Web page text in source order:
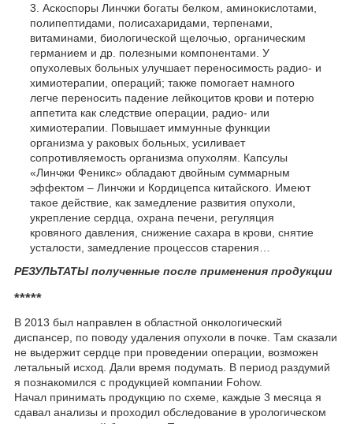
Аскоспоры Линчжи богаты белком, аминокислотами,
полипептидами, полисахаридами, терпенами,
витаминами, биологической щелочью, органическим
германием и др. полезными компонентами. У
опухолевых больных улучшает переносимость радио- и
химиотерапии, операций; также помогает намного
легче переносить падение лейкоцитов крови и потерю
аппетита как следствие операции, радио- или
химиотерапии. Повышает иммунные функции
организма у раковых больных, усиливает
сопротивляемость организма опухолям. Капсулы
«Линчжи Феникс» обладают двойным суммарным
эффектом – Линчжи и Кордицепса китайского. Имеют
такое действие, как замедление развития опухоли,
укрепление сердца, охрана печени, регуляция
кровяного давления, снижение сахара в крови, снятие
усталости, замедление процессов старения…
РЕЗУЛЬТАТЫ полученные после применения продукции
*****
В 2013 был направлен в областной онкологический
диспансер, по поводу удаления опухоли в почке. Там сказали
не выдержит сердце при проведении операции, возможен
летальный исход. Дали время подумать. В период раздумий
я познакомился с продукцией компании Fohow.
Начал принимать продукцию по схеме, каждые 3 месяца я
сдавал анализы и проходил обследование в урологическом